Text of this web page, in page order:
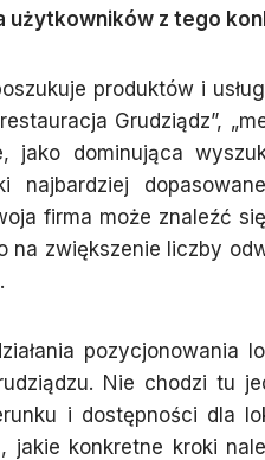
użytkowników z tego
produktów i
Grudziądz”,
jako dominująca
najbardziej
firma może znaleźć
na zwiększenie liczby
pozycjonowania
Nie chodzi tu
i dostępności dla
jakie konkretne kroki